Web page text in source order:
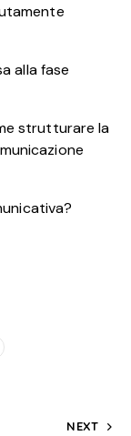
alla fase
strutturare la
NEXT